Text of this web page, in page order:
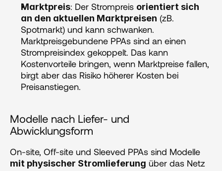
Marktpreis: Der Strompreis orientiert sich
an den aktuellen Marktpreisen (zB.
Spotmarkt) und kann schwanken.
Marktpreisgebundene PPAs sind an einen
Strompreisindex gekoppelt. Das kann
Kostenvorteile bringen, wenn Marktpreise fallen,
birgt aber das Risiko höherer Kosten bei
Preisanstiegen.
Modelle nach Liefer- und
Abwicklungsform
mit physischer Stromlieferung über das Netz